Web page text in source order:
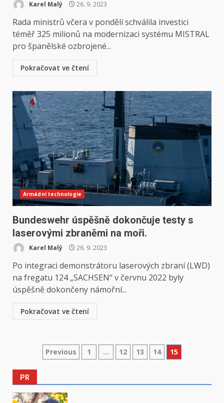
Karel Malý 26. 9. 2023
Rada ministrů včera v pondělí schválila investici
téměř 325 milionů na modernizaci systému MISTRAL
pro španělské ozbrojené...
Pokračovat ve čtení
Armádní technologie
Bundeswehr úspěšně dokončuje testy s
laserovými zbraněmi na moři.
Karel Malý 26. 9. 2023
Po integraci demonstrátoru laserových zbraní (LWD)
na fregatu 124 „SACHSEN“ v červnu 2022 byly
úspěšně dokončeny námořní...
Pokračovat ve čtení
Stránkování
Previous 1 … 12 13 14 15
PR